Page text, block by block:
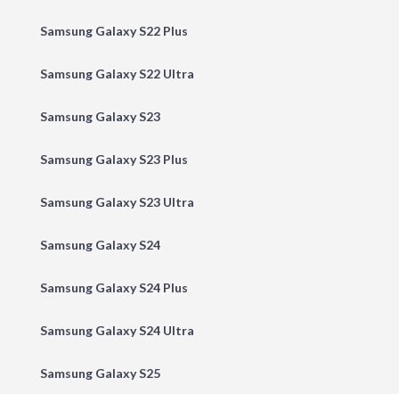
Samsung Galaxy S22 Plus
Samsung Galaxy S22 Ultra
Samsung Galaxy S23
Samsung Galaxy S23 Plus
Samsung Galaxy S23 Ultra
Samsung Galaxy S24
Samsung Galaxy S24 Plus
Samsung Galaxy S24 Ultra
Samsung Galaxy S25